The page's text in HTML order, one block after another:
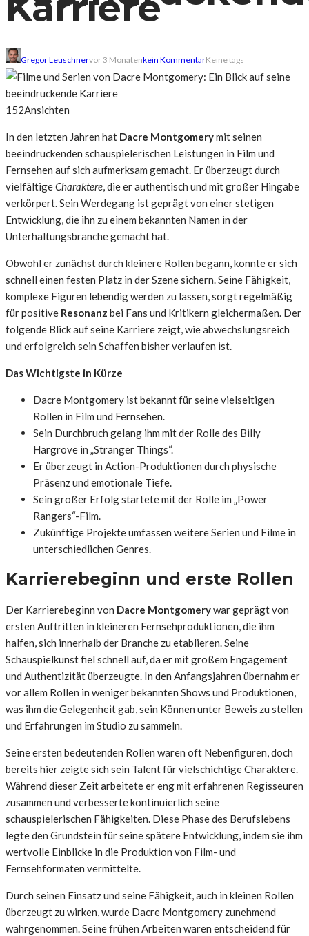
Gregor Leuschnervor 3 Monatenkein KommentarKeine tags
152Ansichten
In den letzten Jahren hat Dacre Montgomerymit seinen
beeindruckenden schauspielerischen Leistungen in Film und
Fernsehen auf sich aufmerksam gemacht. Er überzeugt durch
vielfältigeCharaktere, die er authentisch und mit großer Hingabe
verkörpert. Sein Werdegang ist geprägt von einer stetigen
Entwicklung, die ihn zu einem bekannten Namen in der
Unterhaltungsbranche gemacht hat.
Obwohl er zunächst durch kleinere Rollen begann, konnte er sich
schnell einen festen Platz in der Szene sichern. Seine Fähigkeit,
komplexe Figuren lebendig werden zu lassen, sorgt regelmäßig
für positive Resonanz bei Fans und Kritikern gleichermaßen. Der
folgende Blick auf seine Karriere zeigt, wie abwechslungsreich
und erfolgreich sein Schaffen bisher verlaufen ist.
Das Wichtigste in Kürze
Dacre Montgomery ist bekannt für seine vielseitigen
Rollen in Film und Fernsehen.
Sein Durchbruch gelang ihm mit der Rolle des Billy
Hargrove in „Stranger Things“.
Er überzeugt in Action-Produktionen durch physische
Präsenz und emotionale Tiefe.
Sein großer Erfolg startete mit der Rolle im „Power
Rangers“-Film.
Zukünftige Projekte umfassen weitere Serien und Filme in
unterschiedlichen Genres.
Karrierebeginn und erste Rollen
Der Karrierebeginn von Dacre Montgomerywar geprägt von
ersten Auftritten in kleineren Fernsehproduktionen, die ihm
halfen, sich innerhalb der Branche zu etablieren. Seine
Schauspielkunst fiel schnell auf, da er mit großem Engagement
und Authentizität überzeugte. In den Anfangsjahren übernahm er
vor allem Rollen in weniger bekannten Shows und Produktionen,
was ihm die Gelegenheit gab, sein Können unter Beweis zu stellen
und Erfahrungen im Studio zu sammeln.
Seine ersten bedeutenden Rollen waren oft Nebenfiguren, doch
bereits hier zeigte sich sein Talent für vielschichtige Charaktere.
Während dieser Zeit arbeitete er eng mit erfahrenen Regisseuren
zusammen und verbesserte kontinuierlich seine
schauspielerischen Fähigkeiten. Diese Phase des Berufslebens
legte den Grundstein für seine spätere Entwicklung, indem sie ihm
wertvolle Einblicke in die Produktion von Film- und
Fernsehformaten vermittelte.
Durch seinen Einsatz und seine Fähigkeit, auch in kleinen Rollen
überzeugt zu wirken, wurde Dacre Montgomery zunehmend
wahrgenommen. Seine frühen Arbeiten waren entscheidend für